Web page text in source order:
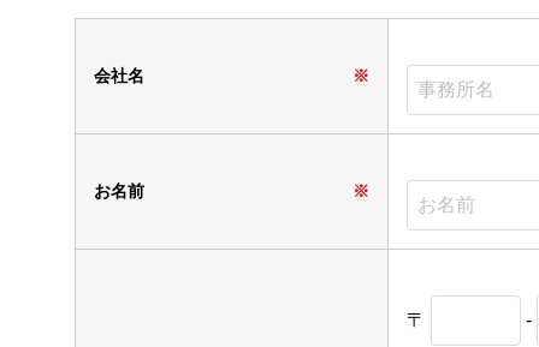
会社名 ※
お名前 ※
〒 -